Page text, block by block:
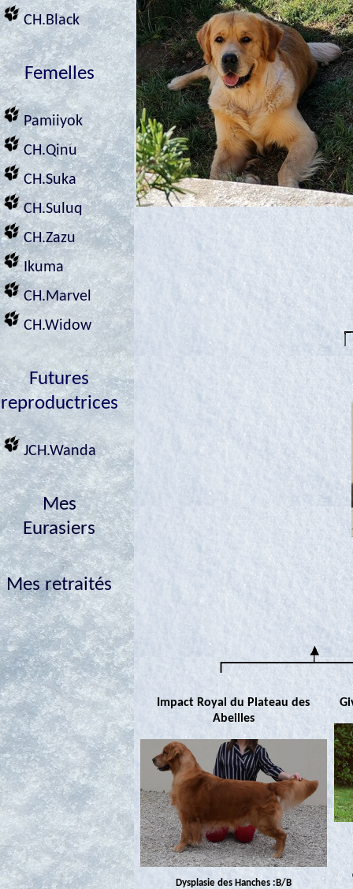
CH.Black
Femelles
Pamiiyok
CH.Qinu
CH.Suka
CH.Suluq
CH.Zazu
Ikuma
CH.Marvel
CH.Widow
Futures
reproductrices
JCH.Wanda
Mes
Eurasiers
Mes retraités
Impact Royal du Plateau des
Abeilles
Dysplasie des Hanches :B/B